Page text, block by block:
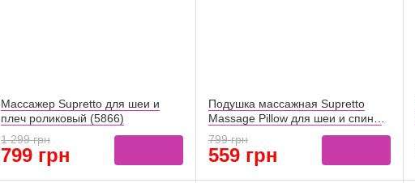
Массажер Supretto для шеи и
плеч роликовый (5866)
1 299 грн
799 грн
Подушка массажная Supretto
Massage Pillow для шеи и спины
(5892)
799 грн
559 грн